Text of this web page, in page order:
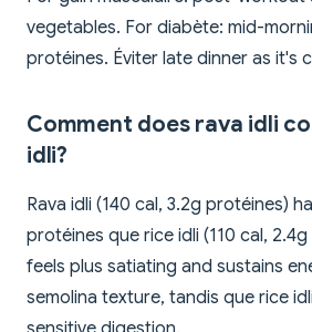
vegetables. For diabète: mid-
protéines. Éviter late dinner as it's
Comment does rava idli
idli?
Rava idli (140 cal, 3.2g protéines)
protéines que rice idli (110 cal,
feels plus satiating and sustains
semolina texture, tandis que rice